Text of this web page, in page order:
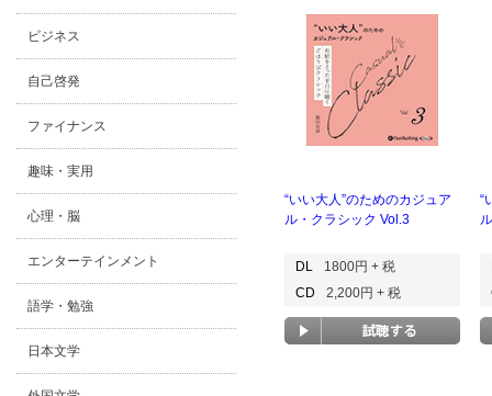
ビジネス
自己啓発
ファイナンス
趣味・実用
心理・脳
エンターテインメント
語学・勉強
日本文学
“いい大人”のためのカジュア
ル・クラシック Vol.3
DL
1800円 + 税
CD
2,200円 + 税
“